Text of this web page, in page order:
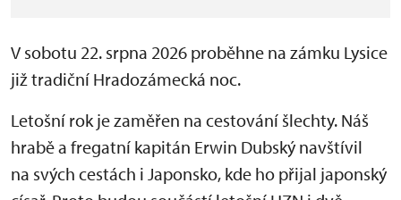
V sobotu 22. srpna 2026 proběhne na zámku Lysice
již tradiční Hradozámecká noc.
Letošní rok je zaměřen na cestování šlechty. Náš
hrabě a fregatní kapitán Erwin Dubský navštívil
na svých cestách i Japonsko, kde ho přijal japonský